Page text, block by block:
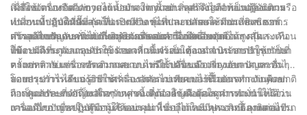
สิ่งกีดขวางหรือกีดขวางแต่อย่างใด ด้วยการสร้างสภาพแวดล้อมการ
ทำงานที่ปลอดภัยและเป็นระเบียบ คุณสามารถลดความเสี่ยงของการ
เกิดอุบัติเหตุและเพิ่มประสิทธิภาพของเครื่องอัดอากาศได้สูงสุด
เครื่องอัดอากาศ Jinyuan ปราศจากน้ำมัน คุณจึงไม่จำเป็นต้องเติมหรือ
เปลี่ยนน้ำมันในปั๊ม ถัดไป เปิดสวิตช์ไฟและปล่อยให้คอมเพรสเซอร์
สร้างแรงดันจนกระทั่งถึงแรงดันตัดออก เมื่อเครื่องอัดอากาศมีแรงดัน
ใช้งานถึงระดับแรงดันใช้งานแล้ว ก็พร้อมใช้งานสำหรับการใช้งานที่
หลากหลาย เช่น การเติมลมยาง การใช้เครื่องมือเกี่ยวกับลม และอื่นๆ
เมื่อใช้เครื่องอัดอากาศไร้น้ำมัน Jinyuan สิ่งสำคัญคือต้องปฏิบัติตาม
แนวทางปฏิบัติที่ดีที่สุดเพื่อการทำงานที่ปลอดภัยและมีประสิทธิภาพ
ตรวจสอบระดับความดันอยู่เสมอ และคำนึงถึงเสียงหรือแรงสั่นสะเทือน
ที่ผิดปกติที่มาจากอุปกรณ์ นอกจากนี้ จำเป็นต้องดำเนินการบำรุงรักษา
ตามปกติ เช่น การทำความสะอาดหรือเปลี่ยนตัวกรองอากาศ ตรวจ
สอบการรั่วไหลของอากาศ และการระบายความชื้นออกจากถัง ด้วย
การดูแลรักษาเครื่องอัดอากาศของคุณอย่างดี คุณสามารถมั่นใจได้ว่า
เครื่องอัดอากาศจะทำงานได้อย่างน่าเชื่อถือและมีประสิทธิภาพต่อไป
การแก้ไขปัญหาทั่วไปเกี่ยวกับเครื่องอัดอากาศของคุณ
แม้จะมีการดูแลและบำรุงรักษาที่เหมาะสม คุณอาจประสบปัญหาเป็น
ครั้งคราวกับเครื่องอัดอากาศแบบไม่มีน้ำมันของ Jinyuan ปัญหาทั่วไป
บางประการ ได้แก่ อากาศรั่ว แรงดันไม่เพียงพอ หรือการทำงานผิดปกติ
หากคุณประสบปัญหาใดๆ เหล่านี้ สิ่งสำคัญคือต้องดูคำแนะนำในส่วน
การแก้ไขปัญหาในคู่มือผู้ใช้ของคุณ ในบางกรณี คุณอาจต้องติดต่อทีม
โดยสรุป การเรียนรู้วิธีใช้เครื่องอัดอากาศแบบไร้น้ำมันจาก Jinyuan
ถือเป็นทักษะที่จำเป็นสำหรับทุกคนที่ต้องใช้ลมอัดในการทำงานหรือ
งานอดิเรก เมื่อปฏิบัติตามคำแนะนำที่ระบุไว้ในบทความนี้ คุณสามารถ